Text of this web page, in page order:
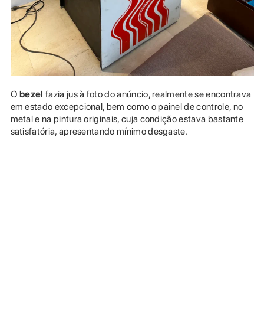
Obezel fazia jus à foto do anúncio, realmente se encontrava
em estado excepcional, bem como o painel de controle, no
metal e na pintura originais, cuja condição estava bastante
satisfatória, apresentando mínimo desgaste.